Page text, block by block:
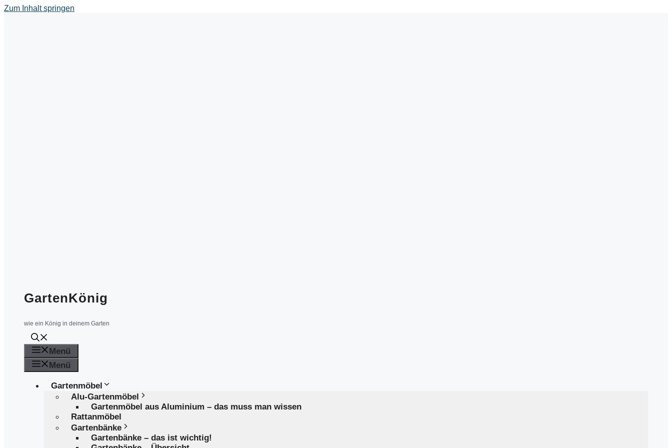
Zum Inhalt springen
GartenKönig
wie ein König in deinem Garten
Menü
Menü
Gartenmöbel
Alu-Gartenmöbel
Gartenmöbel aus Aluminium – das muss man wissen
Rattanmöbel
Gartenbänke
Gartenbänke – das ist wichtig!